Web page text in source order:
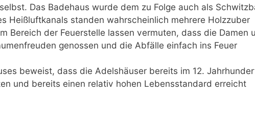
Das Badehaus wurde dem zu Folge auch als
Heißluftkanals standen wahrscheinlich mehrere Holzzuber
Bereich der Feuerstelle lassen vermuten, dass die Damen
genossen und die Abfälle einfach ins Feuer
beweist, dass die Adelshäuser bereits im 12.
und bereits einen relativ hohen Lebensstandard erreicht